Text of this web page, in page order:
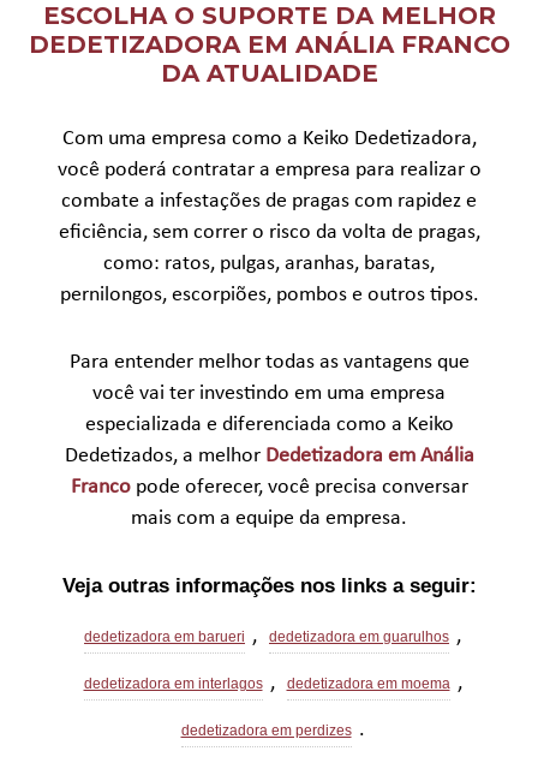
ESCOLHA O SUPORTE DA MELHOR
DEDETIZADORA EM ANÁLIA FRANCO
DA ATUALIDADE
Com uma empresa como a Keiko Dedetizadora,
você poderá contratar a empresa para realizar o
combate a infestações de pragas com rapidez e
eficiência, sem correr o risco da volta de pragas,
como: ratos, pulgas, aranhas, baratas,
pernilongos, escorpiões, pombos e outros tipos.
Para entender melhor todas as vantagens que
você vai ter investindo em uma empresa
especializada e diferenciada como a Keiko
Dedetizados, a melhor Dedetizadora em Anália
Francopode oferecer, você precisa conversar
mais com a equipe da empresa.
Veja outras informações nos links a seguir:
dedetizadora em barueri , dedetizadora em guarulhos ,
dedetizadora em interlagos , dedetizadora em moema ,
dedetizadora em perdizes .